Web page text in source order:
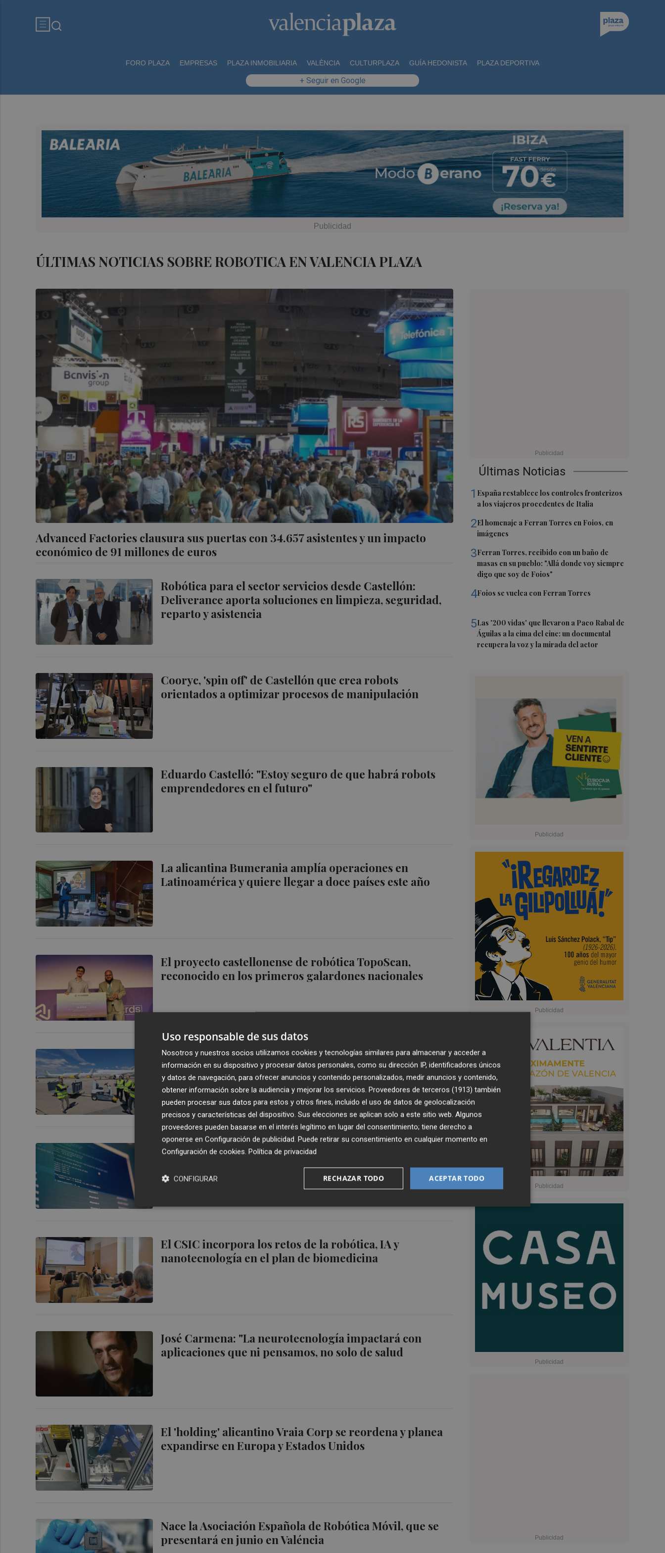
FORO PLAZA EMPRESAS PLAZA INMOBILIARIA VALÈNCIA CULTURPLAZA GUÍA HEDONISTA PLAZA DEPORTIVA
+ Seguir en Google
ÚLTIMAS NOTICIAS SOBRE ROBOTICA EN VALENCIA PLAZA
Advanced Factories clausura sus puertas con 34.657 asistentes y un impacto
económico de 91 millones de euros
Robótica para el sector servicios desde Castellón:
Deliverance aporta soluciones en limpieza, seguridad,
reparto y asistencia
Cooryc, 'spin off' de Castellón que crea robots
orientados a optimizar procesos de manipulación
Eduardo Castelló: "Estoy seguro de que habrá robots
emprendedores en el futuro"
La alicantina Bumerania amplía operaciones en
Latinoamérica y quiere llegar a doce países este año
El proyecto castellonense de robótica TopoScan,
reconocido en los primeros galardones nacionales
Nace en el aeropuerto de Castellón el "primer 'hub'
mundial" de robótica móvil aeroportuaria
El Consell lanza un proyecto de automatización
robótica de procedimientos para mejorar la gestión
El CSIC incorpora los retos de la robótica, IA y
nanotecnología en el plan de biomedicina
José Carmena: "La neurotecnología impactará con
aplicaciones que ni pensamos, no solo de salud
El 'holding' alicantino Vraia Corp se reordena y planea
expandirse en Europa y Estados Unidos
Nace la Asociación Española de Robótica Móvil, que se
presentará en junio en Valéncia
Últimas Noticias
1 España restablece los controles fronterizos
a los viajeros procedentes de Italia
2El homenaje a Ferran Torres en Foios, en
imágenes
3Ferran Torres, recibido con un baño de
masas en su pueblo: "Allá donde voy siempre
digo que soy de Foios"
4Foios se vuelca con Ferran Torres
5Las '200 vidas' que llevaron a Paco Rabal de
Águilas a la cima del cine: un documental
recupera la voz y la mirada del actor
Uso responsable de sus datos
Nosotros y nuestros socios utilizamos cookies y tecnologías similares para almacenar y acceder a
información en su dispositivo y procesar datos personales, como su dirección IP, identificadores únicos
y datos de navegación, para ofrecer anuncios y contenido personalizados, medir anuncios y contenido,
obtener información sobre la audiencia y mejorar los servicios. Proveedores de terceros (1913) también
pueden procesar sus datos para estos y otros fines, incluido el uso de datos de geolocalización
precisos y características del dispositivo. Sus elecciones se aplican solo a este sitio web. Algunos
proveedores pueden basarse en el interés legítimo en lugar del consentimiento; tiene derecho a
oponerse en Configuración de publicidad. Puede retirar su consentimiento en cualquier momento en
Configuración de cookies. Política de privacidad
ACEPTAR TODO
RECHAZAR TODO
CONFIGURAR